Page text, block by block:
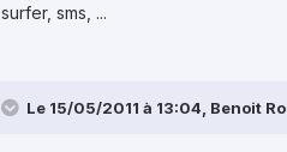
surfer, sms, ...
Le 15/05/2011 à 13:04, Benoit